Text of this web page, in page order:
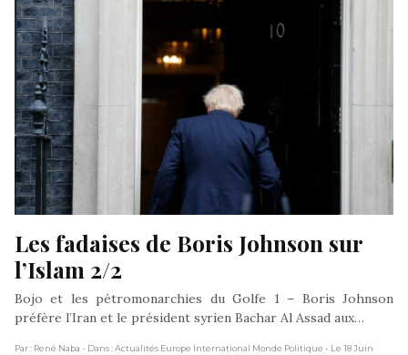
Les fadaises de Boris Johnson sur
l’Islam 2/2
Bojo et les pétromonarchies du Golfe 1 – Boris Johnson
préfère l’Iran et le président syrien Bachar Al Assad aux…
Par : René Naba - Dans : Actualités Europe International Monde Politique - Le 18 Juin